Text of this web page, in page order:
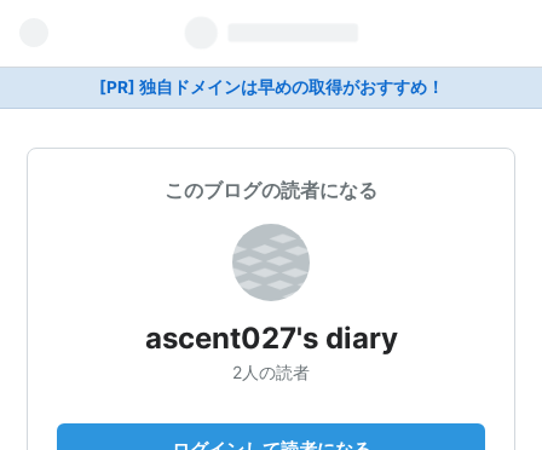
[PR] 独自ドメインは早めの取得がおすすめ！
このブログの読者になる
ascent027's diary
2人の読者